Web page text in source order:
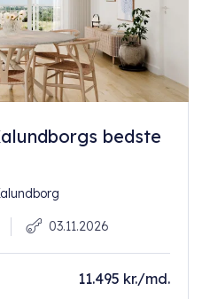
bedste
03.11.2026
11.495 kr./md.